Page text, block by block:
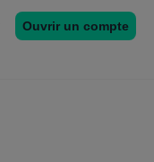
Ouvrir un compte